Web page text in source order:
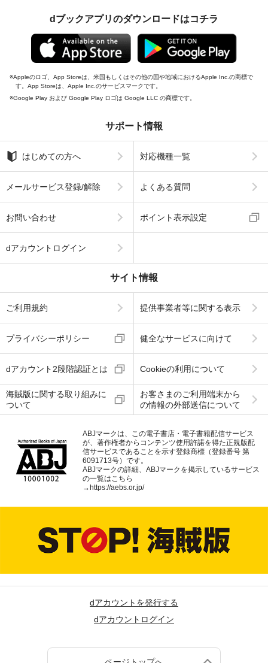
dブックアプリのダウンロードはコチラ
Appleのロゴ、App Storeは、米国もしくはその他の国や地域におけるApple Inc.の商標で
す。App Storeは、Apple Inc.のサービスマークです。
Google Play および Google Play ロゴは Google LLC の商標です。
サポート情報
はじめての方へ 対応機種一覧
メールサービス登録/解除 よくある質問
お問い合わせ ポイント表示設定
dアカウントログイン
サイト情報
ご利用規約 提供事業者等に関する表示
プライバシーポリシー 健全なサービスに向けて
dアカウント2段階認証とは Cookieの利用について
海賊版に関する取り組みに
ついて
お客さまのご利用端末から
の情報の外部送信について
ABJマークは、この電子書店・電子書籍配信サービス
が、著作権者からコンテンツ使用許諾を得た正規版配
信サービスであることを示す登録商標（登録番号 第
6091713号）です。
ABJマークの詳細、ABJマークを掲示しているサービス
の一覧はこちら
→https://aebs.or.jp/
dアカウントを発行する
dアカウントログイン